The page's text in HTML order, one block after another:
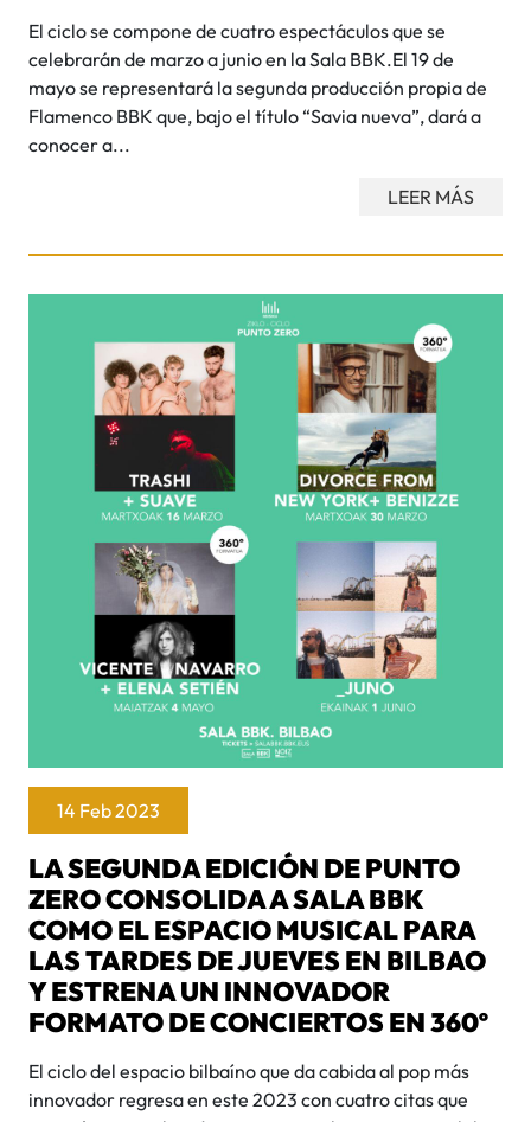
El ciclo se compone de cuatro espectáculos que se
celebrarán de marzo a junio en la Sala BBK.El 19 de
mayo se representará la segunda producción propia de
Flamenco BBK que, bajo el título “Savia nueva”, dará a
conocer a...
LEER MÁS
14 Feb 2023
LA SEGUNDA EDICIÓN DE PUNTO
ZERO CONSOLIDA A SALA BBK
COMO EL ESPACIO MUSICAL PARA
LAS TARDES DE JUEVES EN BILBAO
Y ESTRENA UN INNOVADOR
FORMATO DE CONCIERTOS EN 360º
El ciclo del espacio bilbaíno que da cabida al pop más
innovador regresa en este 2023 con cuatro citas que